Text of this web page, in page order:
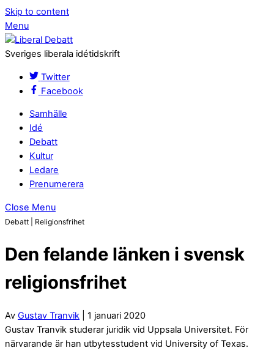
Skip to content
Menu
Sveriges liberala idétidskrift
Twitter
Facebook
Samhälle
Idé
Debatt
Kultur
Ledare
Prenumerera
Close Menu
Debatt | Religionsfrihet
Den felande länken i svensk
religionsfrihet
Av Gustav Tranvik | 1 januari 2020
Gustav Tranvik studerar juridik vid Uppsala Universitet. För
närvarande är han utbytesstudent vid University of Texas.